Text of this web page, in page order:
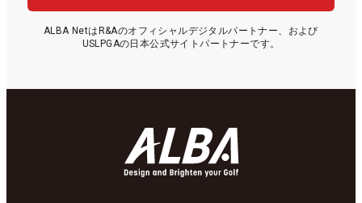
ALBA NetはR&Aのオフィシャルデジタルパートナー、および
USLPGAの日本公式サイトパートナーです。